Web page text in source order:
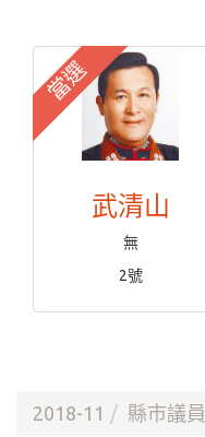
當選
武清山
無
2號
2018-11 縣市議員